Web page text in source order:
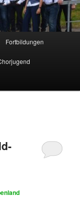
Fortbildungen